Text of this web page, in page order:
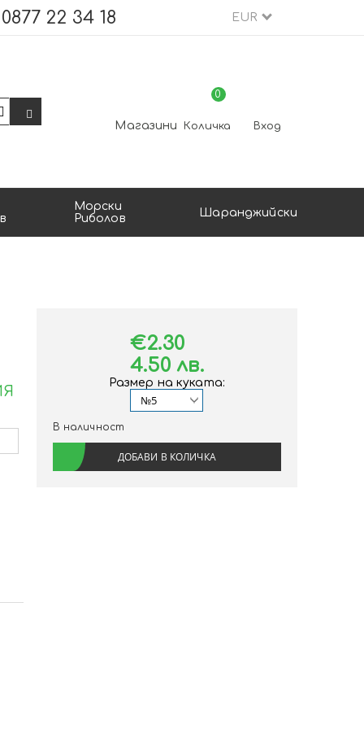
0877 22 34 18 EUR
Магазини Количка
0
Вход
Морски
Риболов
Шаранджийски
€2.30
4.50 лв.
Размер на куката:
В наличност